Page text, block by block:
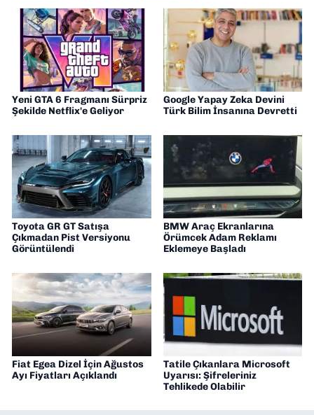
yorumlarımı paylaşıyorum. Takipte kalın!
🚀
Yeni GTA 6 Fragmanı Sürpriz
Şekilde Netflix'e Geliyor
Google Yapay Zeka Devini
Türk Bilim İnsanına Devretti
Toyota GR GT Satışa
Çıkmadan Pist Versiyonu
Görüntülendi
BMW Araç Ekranlarına
Örümcek Adam Reklamı
Eklemeye Başladı
Fiat Egea Dizel İçin Ağustos
Ayı Fiyatları Açıklandı
Tatile Çıkanlara Microsoft
Uyarısı: Şifreleriniz
Tehlikede Olabilir